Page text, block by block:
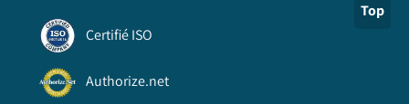
Top
Certifié ISO
Authorize.net